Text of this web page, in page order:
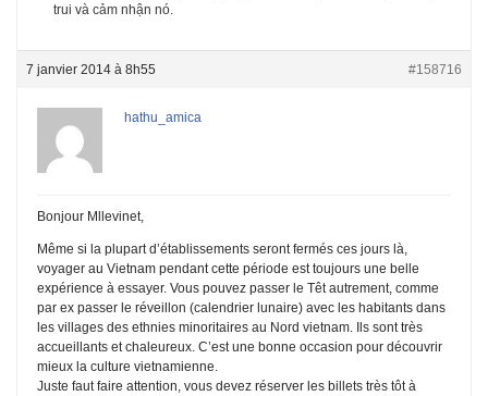
trui và cảm nhận nó.
7 janvier 2014 à 8h55 #158716
hathu_amica
Bonjour Mllevinet,
Même si la plupart d’établissements seront fermés ces jours là,
voyager au Vietnam pendant cette période est toujours une belle
expérience à essayer. Vous pouvez passer le Têt autrement, comme
par ex passer le réveillon (calendrier lunaire) avec les habitants dans
les villages des ethnies minoritaires au Nord vietnam. Ils sont très
accueillants et chaleureux. C’est une bonne occasion pour découvrir
mieux la culture vietnamienne.
Juste faut faire attention, vous devez réserver les billets très tôt à